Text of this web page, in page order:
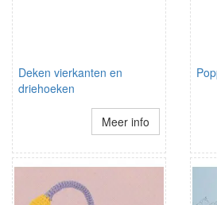
Deken vierkanten en
driehoeken
Meer info